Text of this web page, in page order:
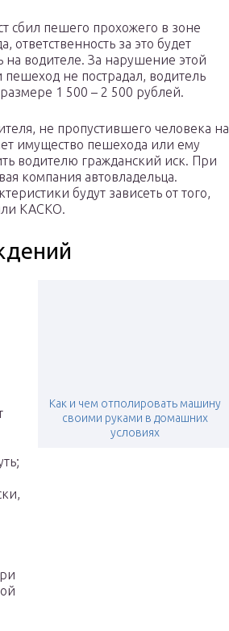
сбил пешего прохожего в зоне
ответственность за это будет
на водителе. За нарушение этой
не пострадал, водитель
1 500 – 2 500 рублей.
не пропустившего человека на
имущество пешехода или ему
водителю гражданский иск. При
компания автовладельца.
будут зависеть от того,
КАСКО.
Как и чем отполировать машину
своими руками в домашних
условиях